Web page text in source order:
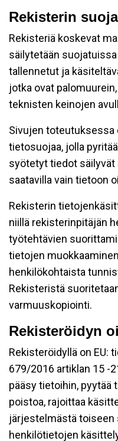
Rekisterin
Rekisteriä koskevat
säilytetään
tallennetut ja
jotka ovat
teknisten keinojen
Sivujen
tietosuojaa, jolla
syötetyt tiedot
saatavilla vain tietoon
Rekisterin
niillä rekisterinpitäjän
työtehtävien
tietojen
henkilökohtaista
Rekisteristä
varmuuskopiointi.
Rekisteröidyn
Rekisteröidyllä on EU:
679/2016 artiklan 15 -
pääsy tietoihin, pyytää
poistoa, rajoittaa
järjestelmästä toiseen
henkilötietojen